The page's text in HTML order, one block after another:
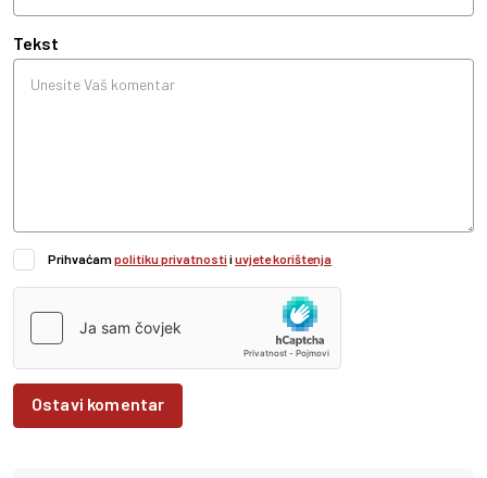
Tekst
Prihvaćampolitiku privatnostiiuvjete korištenja
Ostavi komentar